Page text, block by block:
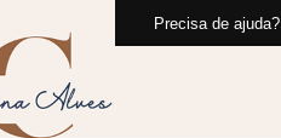
Precisa de